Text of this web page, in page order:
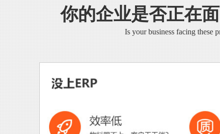
你的企业是否正在
Is your business facing these